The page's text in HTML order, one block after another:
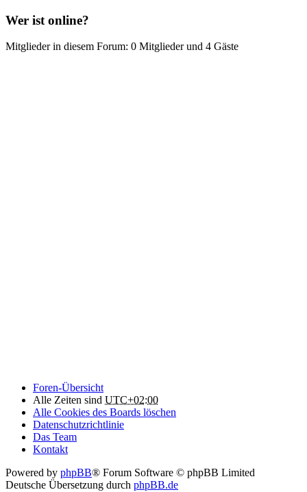
Wer ist online?
Mitglieder in diesem Forum: 0 Mitglieder und 4 Gäste
Foren-Übersicht
Alle Zeiten sind UTC+02:00
Alle Cookies des Boards löschen
Datenschutzrichtlinie
Das Team
Kontakt
Powered by phpBB® Forum Software © phpBB Limited
Deutsche Übersetzung durch phpBB.de